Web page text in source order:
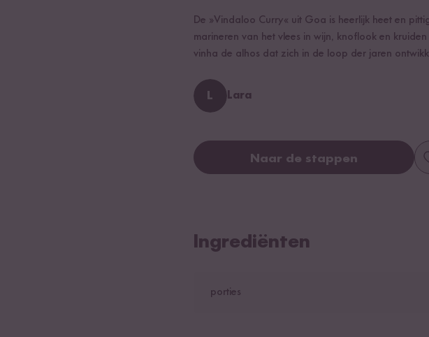
De »Vindaloo Curry« uit Goa is heerlijk heet en
marineren van het vlees in wijn, knoflook en
vinha de alhos dat zich in de loop der jaren
L Lara
Naar de stappen
Ingrediënten
porties